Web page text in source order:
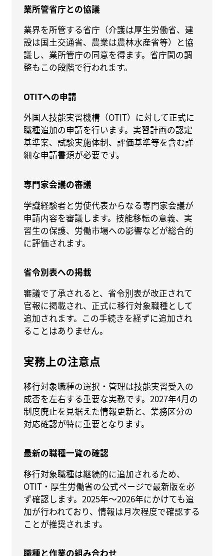
業所管省庁との協議
業界を所管する省庁（介護は厚生労働省、建
設は国土交通省、農業は農林水産省等）と協
議し、業所管庁の同意を得ます。省庁間の調
整もこの段階で行われます。
OTITへの申請
外国人技能実習機構（OTIT）に対して正式に
職種追加の申請を行います。実習計画の認定
基準案、試験実施体制、評価基準等を含む詳
細な申請書類が必要です。
専門家会議の審議
学識経験者と労使代表からなる専門家会議が
申請内容を審議します。技能移転の意義、実
習生の保護、労働市場への影響などが総合的
に評価されます。
省令別表への掲載
審議で了承されると、省令別表が改正されて
官報に掲載され、正式に移行対象職種として
追加されます。この手続きを経ずに追加され
ることはありません。
実務上の注意点
移行対象職種の選択・管理は技能実習受入の
成否を左右する重要な実務です。2027年4月の
制度廃止を見据えた情報更新と、業務区分の
対応確認が特に重要となります。
最新の職種一覧の確認
移行対象職種は継続的に追加されるため、
OTIT・厚生労働省の公式ページで最新版を必
ず確認します。2025年〜2026年にかけても追
加が行われており、情報は月次程度で確認する
ことが推奨されます。
職種と作業の組み合わせ